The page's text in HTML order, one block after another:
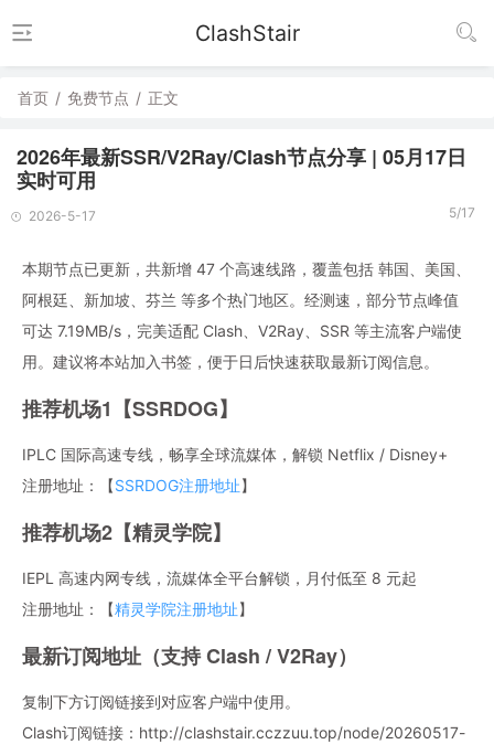
ClashStair
首页 / 免费节点 / 正文
2026年最新SSR/V2Ray/Clash节点分享 | 05月17日
实时可用
2026-5-17 5/17
本期节点已更新，共新增 47 个高速线路，覆盖包括 韩国、美国、
阿根廷、新加坡、芬兰 等多个热门地区。经测速，部分节点峰值
可达 7.19MB/s，完美适配 Clash、V2Ray、SSR 等主流客户端使
用。建议将本站加入书签，便于日后快速获取最新订阅信息。
推荐机场1【SSRDOG】
IPLC 国际高速专线，畅享全球流媒体，解锁 Netflix / Disney+
注册地址：【SSRDOG注册地址】
推荐机场2【精灵学院】
IEPL 高速内网专线，流媒体全平台解锁，月付低至 8 元起
注册地址：【精灵学院注册地址】
最新订阅地址（支持 Clash / V2Ray）
复制下方订阅链接到对应客户端中使用。
Clash订阅链接：http://clashstair.cczzuu.top/node/20260517-